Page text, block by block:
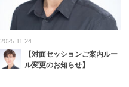
2025.11.24
【対面セッションご案内ルー
ル変更のお知らせ】